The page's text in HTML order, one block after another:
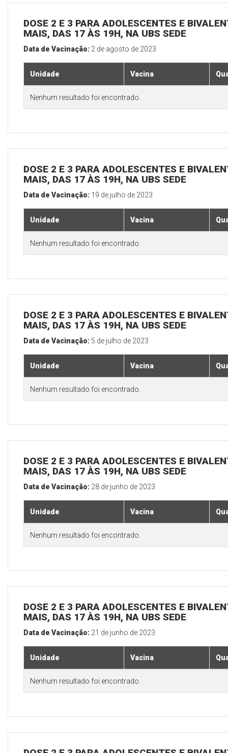
DOSE 2 E 3 PARA ADOLESCENTES E
MAIS, DAS 17 ÀS 19H, NA UBS SEDE
Data de Vacinação: 2 de agosto de 2023
Unidade Vacina
Nenhum resultado foi encontrado.
DOSE 2 E 3 PARA ADOLESCENTES E
MAIS, DAS 17 ÀS 19H, NA UBS SEDE
Data de Vacinação: 19 de julho de 2023
Unidade Vacina
Nenhum resultado foi encontrado.
DOSE 2 E 3 PARA ADOLESCENTES E
MAIS, DAS 17 ÀS 19H, NA UBS SEDE
Data de Vacinação: 5 de julho de 2023
Unidade Vacina
Nenhum resultado foi encontrado.
DOSE 2 E 3 PARA ADOLESCENTES E
MAIS, DAS 17 ÀS 19H, NA UBS SEDE
Data de Vacinação: 28 de junho de 2023
Unidade Vacina
Nenhum resultado foi encontrado.
DOSE 2 E 3 PARA ADOLESCENTES E
MAIS, DAS 17 ÀS 19H, NA UBS SEDE
Data de Vacinação: 21 de junho de 2023
Unidade Vacina
Nenhum resultado foi encontrado.